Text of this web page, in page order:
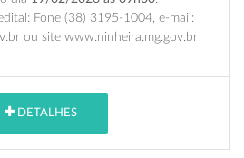
Fone (38) 3195-1004, e-mail:
ou site www.ninheira.mg.gov.br
DETALHES